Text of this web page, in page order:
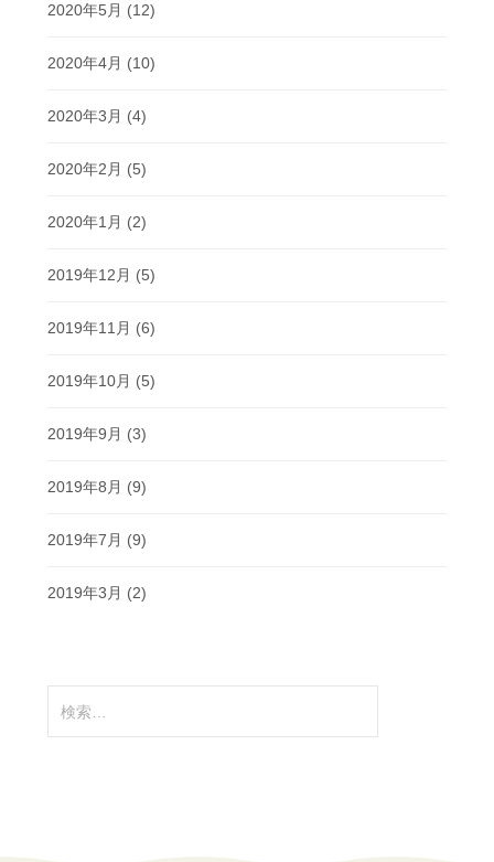
2020年5月 (12)
2020年4月 (10)
2020年3月 (4)
2020年2月 (5)
2020年1月 (2)
2019年12月 (5)
2019年11月 (6)
2019年10月 (5)
2019年9月 (3)
2019年8月 (9)
2019年7月 (9)
2019年3月 (2)
索: